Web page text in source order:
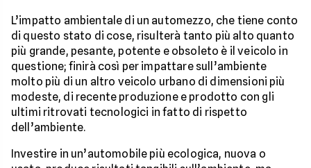
L’impatto ambientale di un automezzo, che tiene conto
di questo stato di cose, risulterà tanto più alto quanto
più grande, pesante, potente e obsoleto è il veicolo in
questione; finirà così per impattare sull’ambiente
molto più di un altro veicolo urbano di dimensioni più
modeste, di recente produzione e prodotto con gli
ultimi ritrovati tecnologici in fatto di rispetto
dell’ambiente.
Investire in un’automobile più ecologica, nuova o